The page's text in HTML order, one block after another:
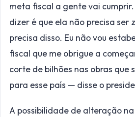
meta fiscal a gente vai cumprir.
dizer é que ela não precisa ser
precisa disso. Eu não vou
fiscal que me obrigue a
corte de bilhões nas obras que
para esse país — disse o
A possibilidade de alteração